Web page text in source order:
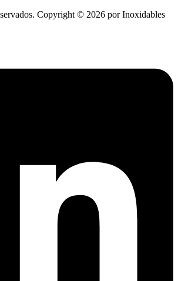
Copyright © 2026 por Inoxidables